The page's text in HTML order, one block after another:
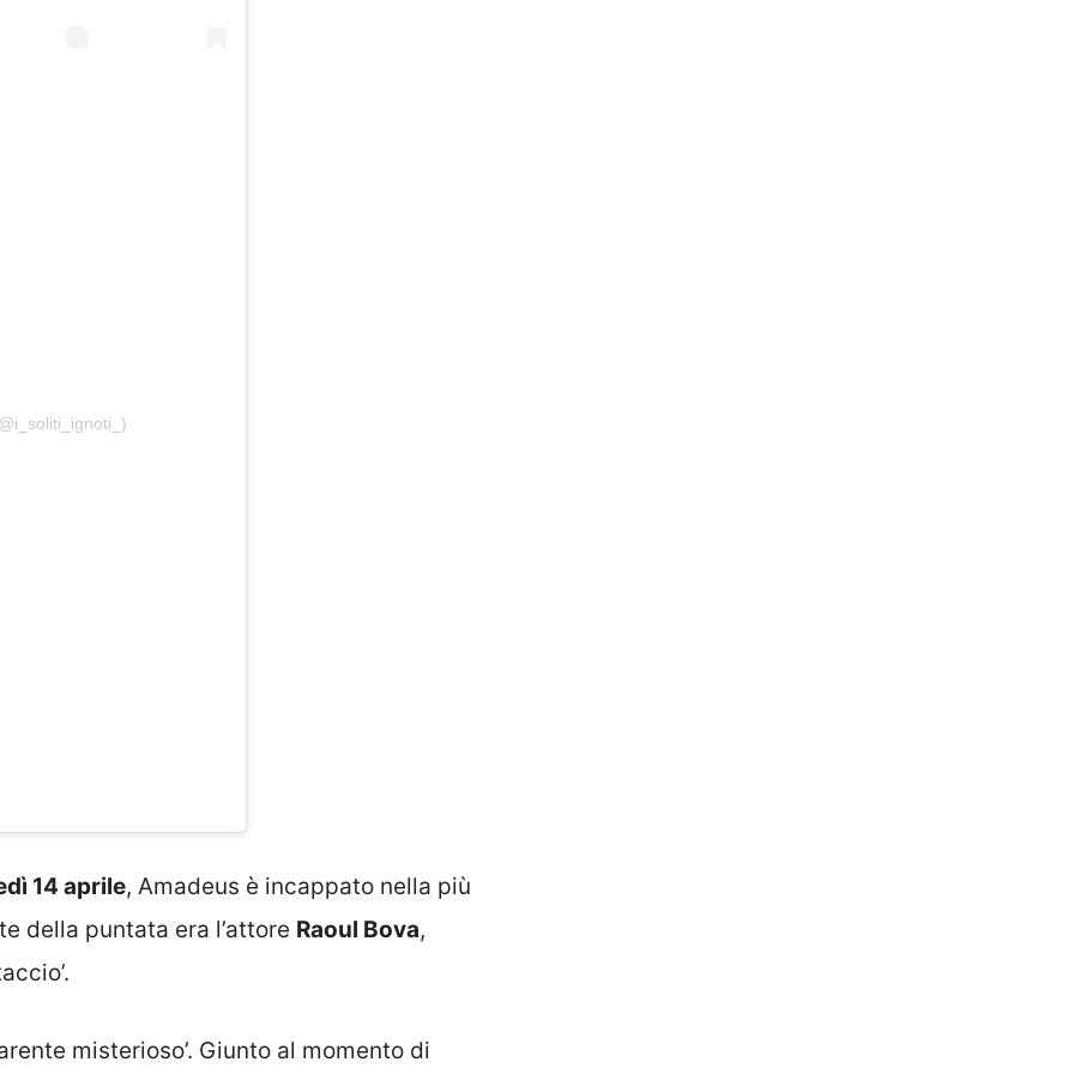
14 aprile, Amadeus è incappato nella più
della puntata era l’attore Raoul Bova,
misterioso’. Giunto al momento di